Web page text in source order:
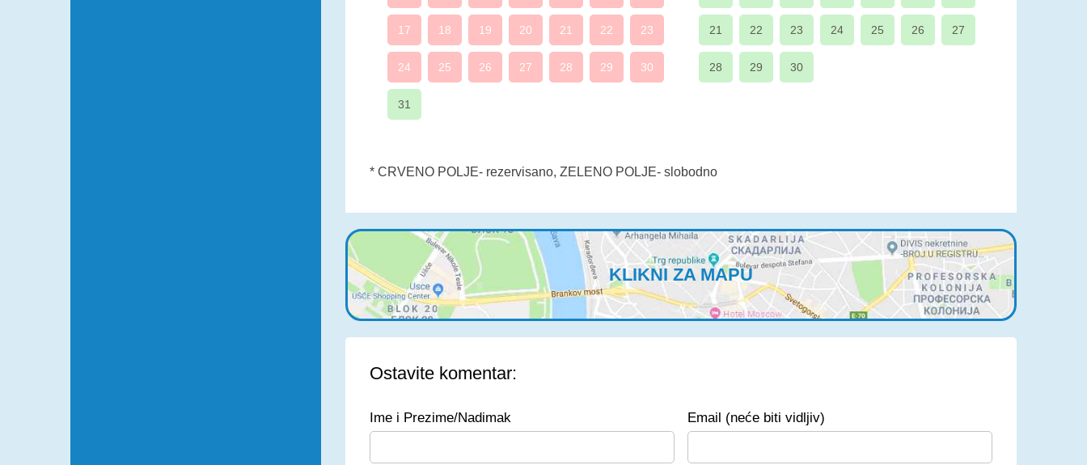
17 18 19 20 21 22 23
24 25 26 27 28 29 30
31
21 22 23 24 25 26 27
28 29 30
* CRVENO POLJE- rezervisano, ZELENO POLJE- slobodno
KLIKNI ZA MAPU
Ostavite komentar:
Ime i Prezime/Nadimak Email (neće biti vidljiv)